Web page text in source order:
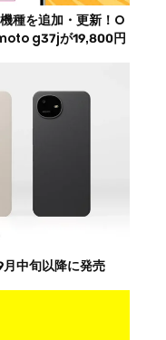
種を追加・更新！O
g37jが19,800円
中旬以降に発売